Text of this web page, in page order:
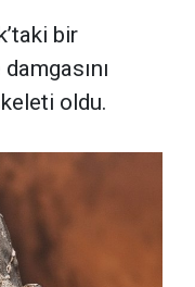
bir
oldu.